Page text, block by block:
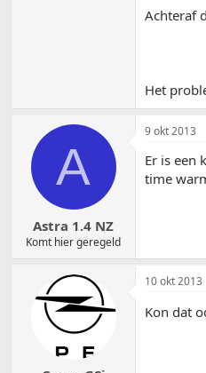
Achteraf
Het
A
Astra 1.4 NZ
Komt hier geregeld
9 okt 2013
Er is een
time
10 okt 2013
Kon dat